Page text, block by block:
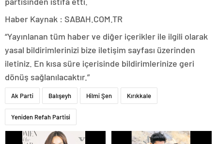
Haber Kaynak : SABAH.COM.TR
“Yayınlanan tüm haber ve diğer içerikler ile ilgili olarak
yasal bildirimlerinizi bize iletişim sayfası üzerinden
iletiniz. En kısa süre içerisinde bildirimlerinize geri
dönüş sağlanılacaktır.”
Ak Parti Balışeyh Hilmi Şen Kırıkkale
Yeniden Refah Partisi